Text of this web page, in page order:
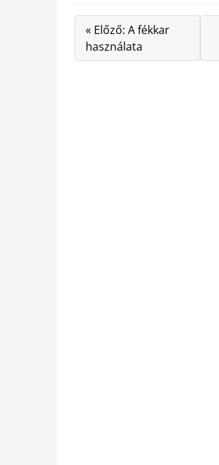
« Előző: A fékkar
használata